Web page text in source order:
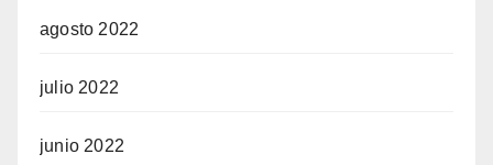
agosto 2022
julio 2022
junio 2022